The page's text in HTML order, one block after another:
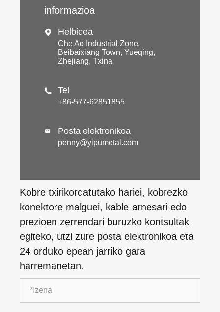
informazioa
 Helbidea
Che Ao Industrial Zone,
Beibaixiang Town, Yueqing,
Zhejiang, Txina
 Tel
+86-577-62851855
 Posta elektronikoa
penny@yipumetal.com
Kobre txirikordatutako hariei, kobrezko
konektore malguei, kable-arnesari edo
prezioen zerrendari buruzko kontsultak
egiteko, utzi zure posta elektronikoa eta
24 orduko epean jarriko gara
harremanetan.